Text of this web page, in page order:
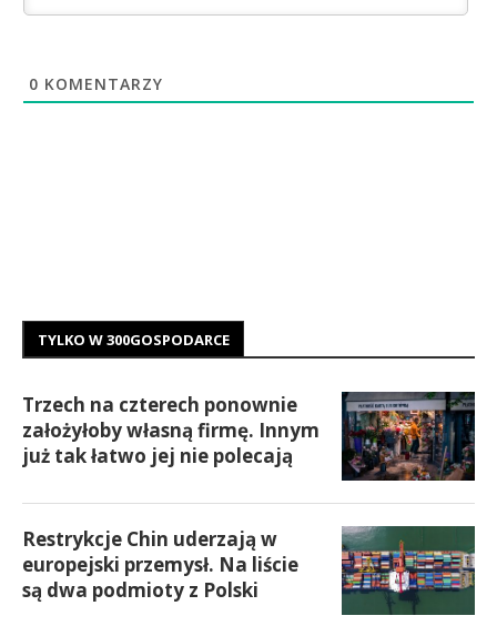
0 KOMENTARZY
TYLKO W 300GOSPODARCE
Trzech na czterech ponownie
założyłoby własną firmę. Innym
już tak łatwo jej nie polecają
Restrykcje Chin uderzają w
europejski przemysł. Na liście
są dwa podmioty z Polski